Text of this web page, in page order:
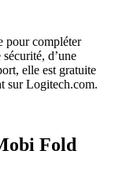
pour compléter
d’une
elle est gratuite
sur Logitech.com.
Fold